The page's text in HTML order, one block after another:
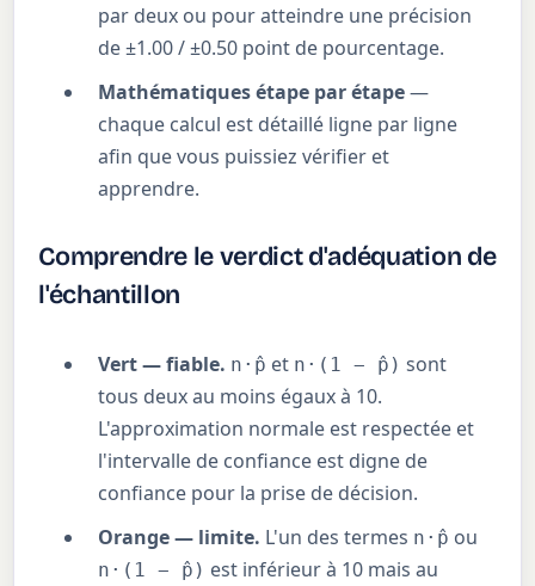
par deux ou pour atteindre une précision
de ±1.00 / ±0.50 point de pourcentage.
Mathématiques étape par étape—
chaque calcul est détaillé ligne par ligne
afin que vous puissiez vérifier et
apprendre.
Comprendre le verdict d'adéquation de
l'échantillon
Vert — fiable. n·p̂ et n·(1 − p̂) sont
tous deux au moins égaux à 10.
L'approximation normale est respectée et
l'intervalle de confiance est digne de
confiance pour la prise de décision.
Orange — limite. L'un des termes n·p̂ ou
n·(1 − p̂) est inférieur à 10 mais au